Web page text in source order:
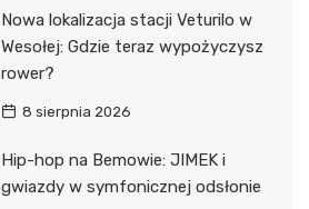
Nowa lokalizacja stacji Veturilo w
Wesołej: Gdzie teraz wypożyczysz
rower?
8 sierpnia 2026
Hip-hop na Bemowie: JIMEK i
gwiazdy w symfonicznej odsłonie